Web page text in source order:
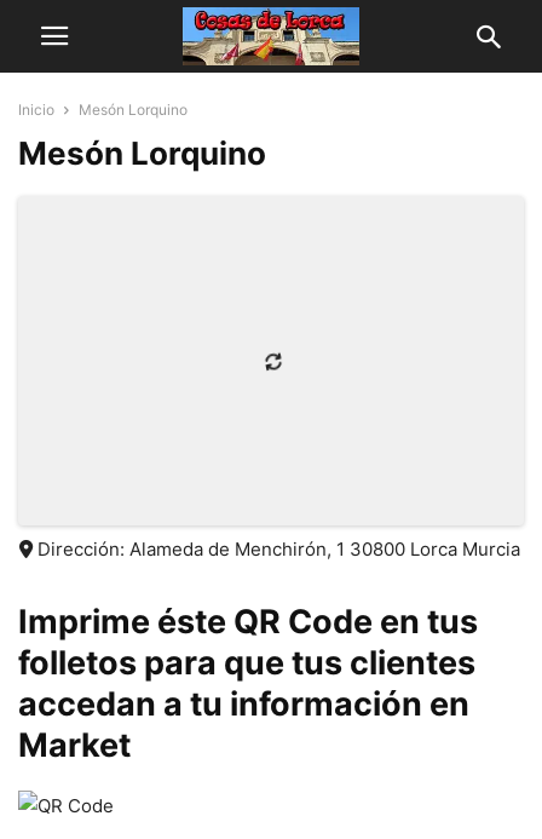
Inicio Mesón Lorquino
Mesón Lorquino
Dirección: Alameda de Menchirón, 1 30800 Lorca Murcia
Imprime éste QR Code en tus
folletos para que tus clientes
accedan a tu información en
Market